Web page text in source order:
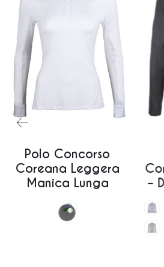
Polo Concorso
Coreana Leggera
Manica Lunga
–